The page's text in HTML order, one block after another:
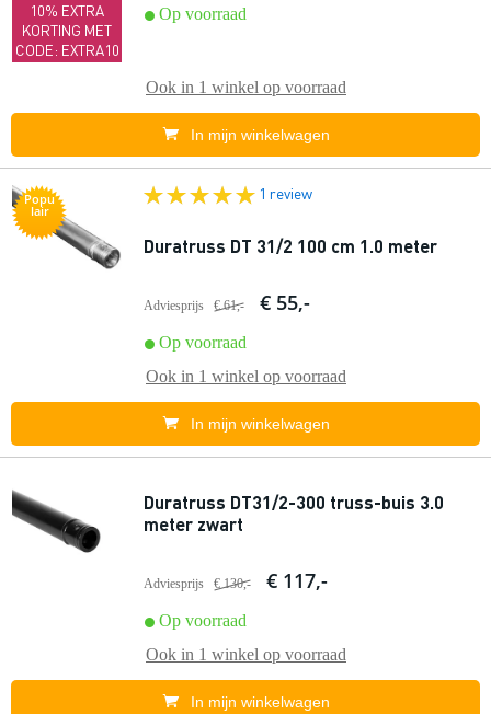
10% EXTRA
KORTING MET
CODE: EXTRA10
Op voorraad
Ook in 1 winkel op voorraad
In mijn winkelwagen
Popu
lair
1 review
Duratruss DT 31/2 100 cm 1.0 meter
Adviesprijs € 61,- € 55,-
Op voorraad
Ook in 1 winkel op voorraad
In mijn winkelwagen
Duratruss DT31/2-300 truss-buis 3.0
meter zwart
Adviesprijs € 130,- € 117,-
Op voorraad
Ook in 1 winkel op voorraad
In mijn winkelwagen